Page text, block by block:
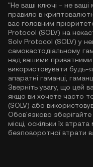
"Не ваші ключі - не
правило в
вас головним
Protocol (SOLV) на
Solv Protocol (SOLV) у
самокастодіальному
над вашими
використовувати будь-
апаратні гаманці,
Зверніть увагу, що цей
якщо ви хочете часто
(SOLV) або
Обов'язково
місці, оскільки їх
безповоротної втрати